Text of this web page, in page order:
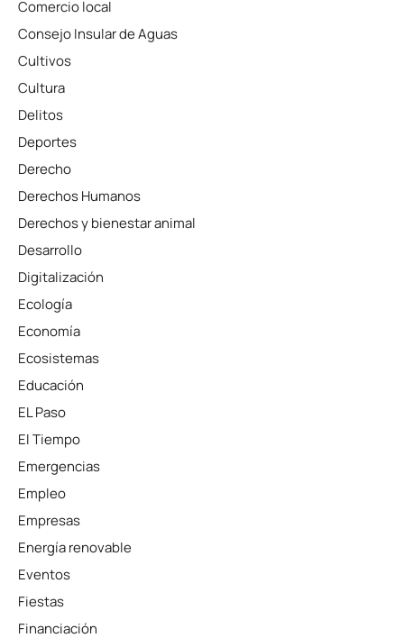
Comercio local
Consejo Insular de Aguas
Cultivos
Cultura
Delitos
Deportes
Derecho
Derechos Humanos
Derechos y bienestar animal
Desarrollo
Digitalización
Ecología
Economía
Ecosistemas
Educación
EL Paso
El Tiempo
Emergencias
Empleo
Empresas
Energía renovable
Eventos
Fiestas
Financiación